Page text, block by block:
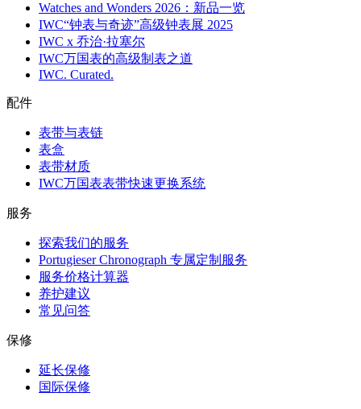
Watches and Wonders 2026：新品一览
IWC“钟表与奇迹”高级钟表展 2025
IWC x 乔治·拉塞尔
IWC万国表的高级制表之道
IWC. Curated.
配件
表带与表链
表盒
表带材质
IWC万国表表带快速更换系统
服务
探索我们的服务
Portugieser Chronograph 专属定制服务
服务价格计算器
养护建议
常见问答
保修
延长保修
国际保修